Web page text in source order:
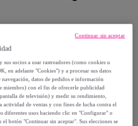
sus socios a usar rastreadores (como cookies u
en adelante "Cookies") y a procesar sus datos
navegación, datos de pedidos e información
miembro) con el fin de ofrecerle publicidad
de televisión) y medir su rendimiento,
actividad de ventas y con fines de lucha contra el
diferentes usos haciendo clic en "Configurar" o
botón "Continuar sin aceptar". Sus elecciones se
Continuar sin aceptar